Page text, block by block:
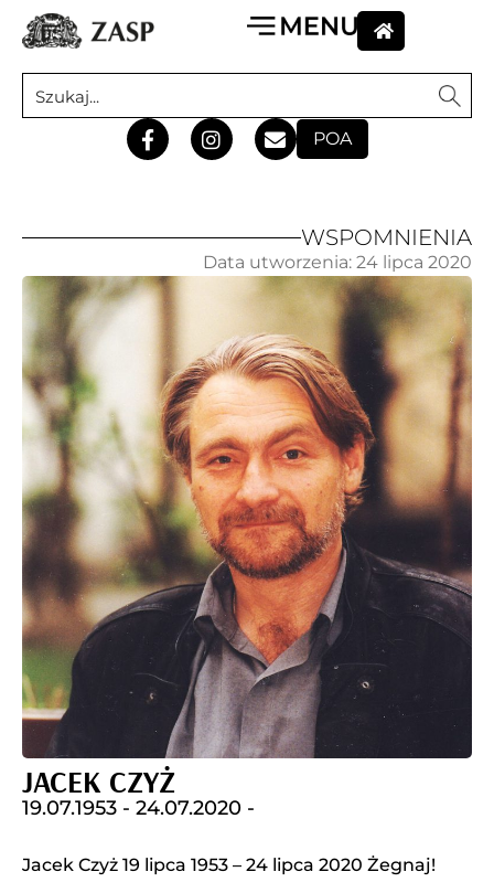
POA
WSPOMNIENIA
JACEK CZYŻ
19.07.1953 - 24.07.2020 -
Jacek Czyż 19 lipca 1953 – 24 lipca 2020 Żegnaj!
Data utworzenia: 24 lipca 2020